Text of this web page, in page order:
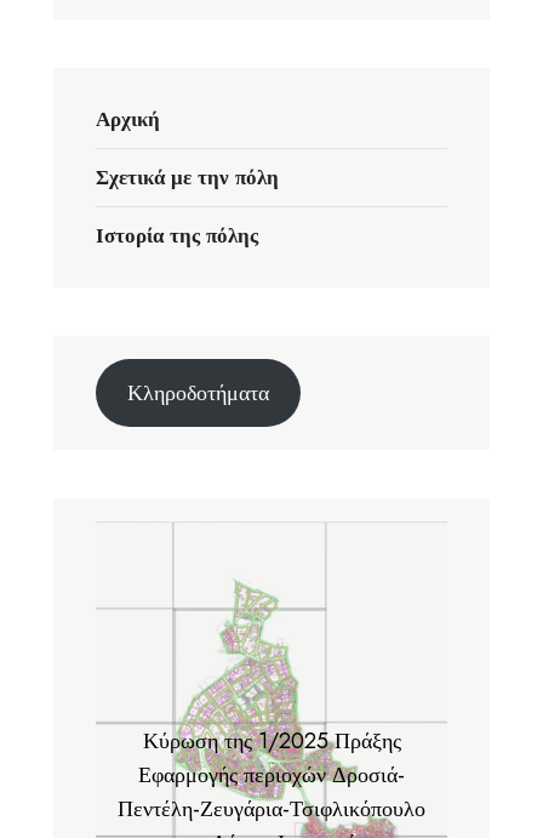
Αρχική
Σχετικά με την πόλη
Ιστορία της πόλης
Κληροδοτήματα
Κύρωση της 1/2025 Πράξης
Εφαρμογής περιοχών Δροσιά-
Πεντέλη-Ζευγάρια-Τσιφλικόπουλο